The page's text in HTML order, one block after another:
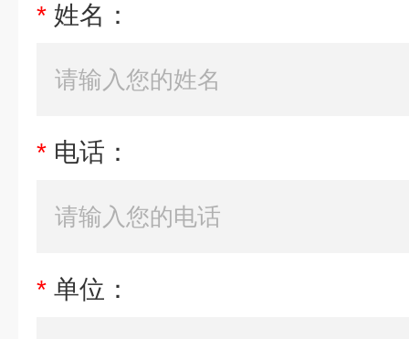
* 姓名：
* 电话：
* 单位：